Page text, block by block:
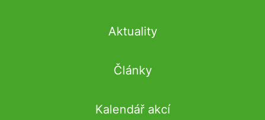
Aktuality
Články
Kalendář akcí